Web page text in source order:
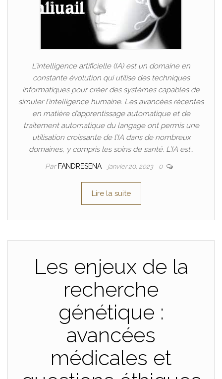
L’intelligence artificielle (IA) est un domaine en
constante évolution qui utilise des techniques
informatiques pour créer des systèmes capables de
simuler l’intelligence humaine. Les avancées récentes
en matière d’apprentissage automatique et de
traitement automatique du langage ont permis une
utilisation croissante de l’IA dans de nombreux
domaines, y compris les soins de santé. L’IA est…
Par FANDRESENA janvier 20, 2023 0
Lire la suite
Les enjeux de la
recherche
génétique :
avancées
médicales et